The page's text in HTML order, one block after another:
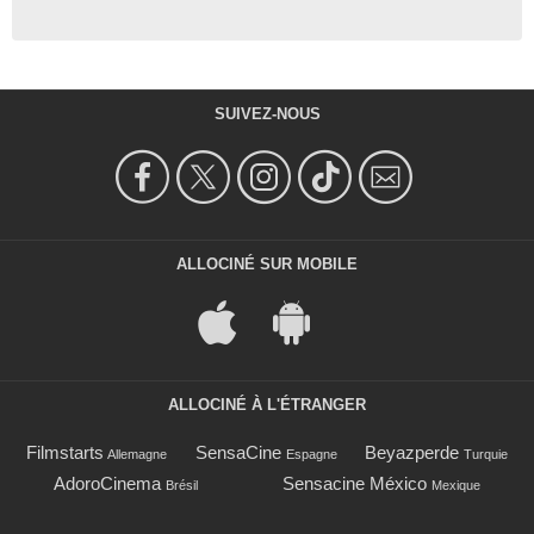
SUIVEZ-NOUS
ALLOCINÉ SUR MOBILE
ALLOCINÉ À L'ÉTRANGER
Filmstarts Allemagne SensaCine Espagne Beyazperde Turquie
AdoroCinema Brésil Sensacine México Mexique